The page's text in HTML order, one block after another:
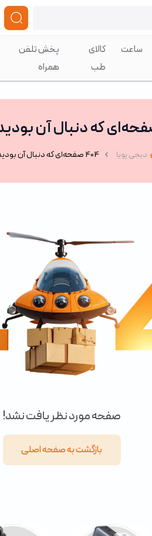
ساعت
کالای
طب
پخش تلفن
همراه
دیجی پویا 404 صفحه‌ای که دنبال آن بودید پیدا نشد!
صفحه مورد نظر یافت نشد!
بازگشت به صفحه اصلی